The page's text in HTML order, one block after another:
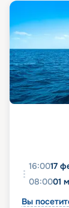
16:0017
08:0001
Вы